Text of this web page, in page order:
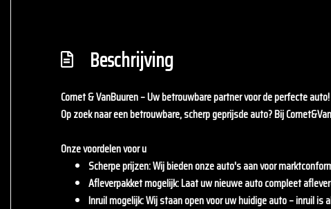
Beschrijving
Cornet & VanBuuren – Uw betrouwbare partner voor de perfecte auto!
Op zoek naar een betrouwbare, scherp geprijsde auto? Bij
Onze voordelen voor u
Scherpe prijzen: Wij bieden onze auto's aan voor
Afleverpakket mogelijk: Laat uw nieuwe auto compleet
Inruil mogelijk: Wij staan open voor uw huidige auto – inruil is